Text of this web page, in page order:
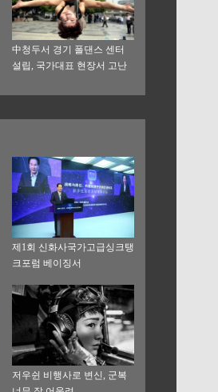
中청두서 경기 폴댄스 센터
설립, 국가대표 현장서 고난
제1회 신화사국가고급싱크탱
크포럼 베이징서
저우쉰 비행사로 변신, 군복